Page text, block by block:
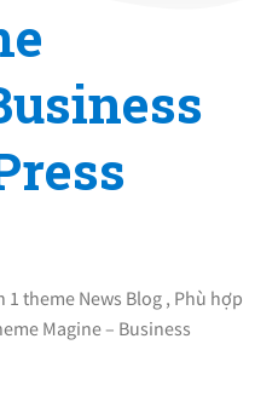
1 theme News Blog , Phù hợp
Magine – Business